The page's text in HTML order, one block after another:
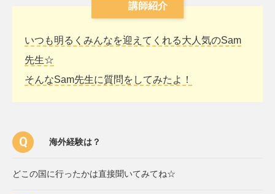
講師紹介
いつも明るくみんなを迎えてくれる大人気のSam
先生☆
そんなSam先生に質問をしてみたよ！
海外経験は？
どこの国に行ったかは直接聞いてみてね☆